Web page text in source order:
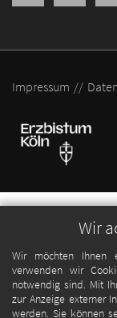
Wir
Wir möchten Ihnen
verwenden wir
notwendig sind. Mit
zur Anzeige externer
werden. Sie können
Impressum